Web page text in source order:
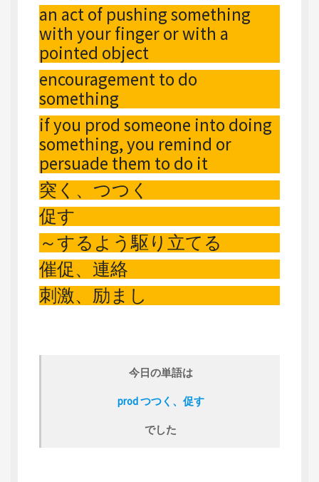
an act of pushing something
with your finger or with a
pointed object
encouragement to do
something
if you prod someone into doing
something, you remind or
persuade them to do it
突く、つつく
促す
～するよう駆り立てる
催促、連絡
刺激、励まし
今日の単語は
prod つつく、促す
でした